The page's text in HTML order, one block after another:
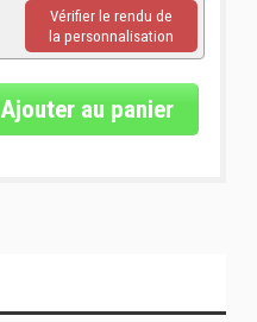
Vérifier le rendu de
la personnalisation
Ajouter au panier